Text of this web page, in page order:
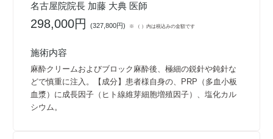
名古屋院院長 加藤 大典 医師
298,000円(327,800円) ※ （ ）内は税込みの金額です
施術内容
麻酔クリームおよびブロック麻酔後、極細の鋭針や鈍針な
どで慎重に注入。【成分】患者様自身の、PRP（多血小板
血漿）に成長因子（ヒト線維芽細胞増殖因子）、塩化カル
シウム。